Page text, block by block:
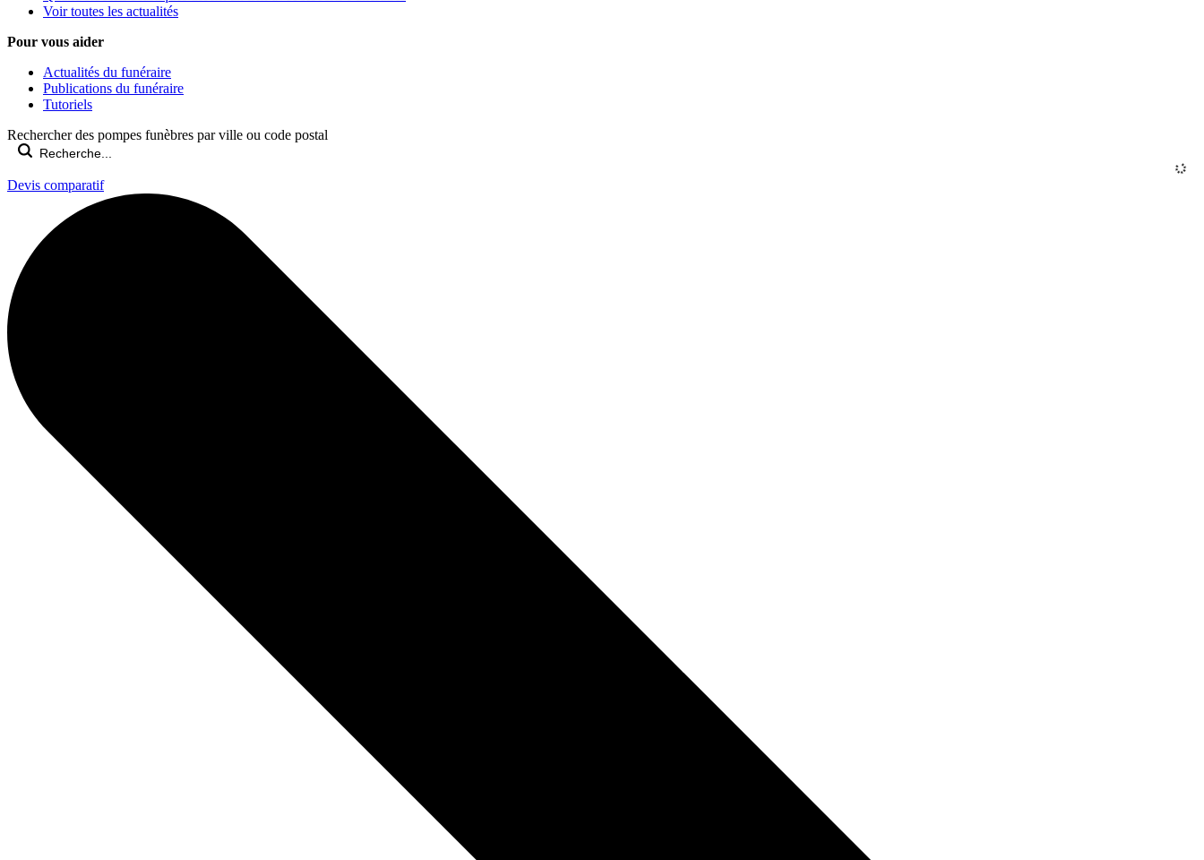
Voir toutes les actualités
Pour vous aider
Actualités du funéraire
Publications du funéraire
Tutoriels
Rechercher des pompes funèbres par ville ou code postal
Devis comparatif